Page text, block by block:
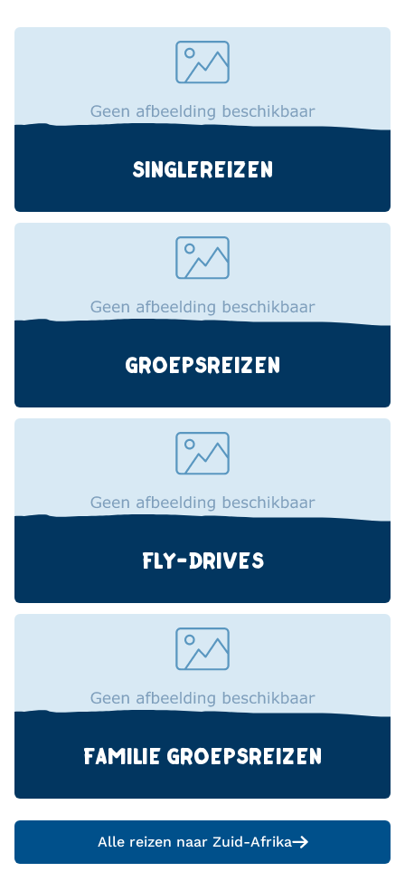
SINGLEREIZEN
GROEPSREIZEN
FLY-DRIVES
FAMILIE GROEPSREIZEN
Alle reizen naar Zuid-Afrika